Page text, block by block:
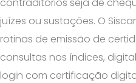
juízes ou sustações. O
rotinas de emissão de
consultas nos índices,
login com certificação